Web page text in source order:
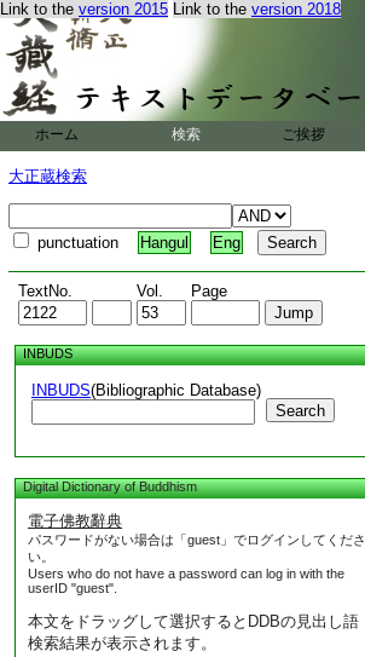
Link to the version 2015 Link to the version 2018
ホーム 検索 ご挨拶
大正蔵検索
punctuation Hangul Eng
TextNo. Vol. Page
INBUDS
INBUDS(Bibliographic Database)
Search
Digital Dictionary of Buddhism
電子佛教辭典
パスワードがない場合は「guest」でログインしてくださ
い。
Users who do not have a password can log in with the
userID "guest".
本文をドラッグして選択するとDDBの見出し語
検索結果が表示されます。